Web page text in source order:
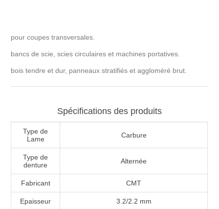
pour coupes transversales.
bancs de scie, scies circulaires et machines portatives.
bois tendre et dur, panneaux stratifiés et aggloméré brut.
Spécifications des produits
Type de
Lame
Carbure
Type de
denture
Alternée
Fabricant CMT
Epaisseur 3.2/2.2 mm